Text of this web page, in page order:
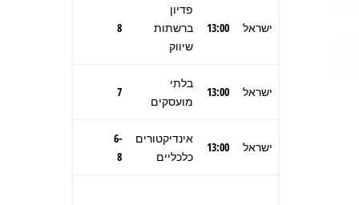
ישראל 13:00
פדיון
ברשתות
שיווק
8
ישראל 13:00
בלתי
מועסקים
7
ישראל 13:00
אינדיקטורים
כלכליים
6-
8